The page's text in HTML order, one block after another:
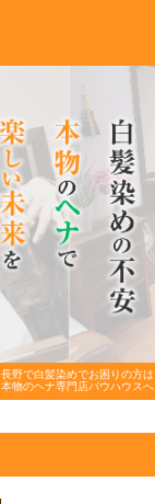
長野で白髪染めでお困りの方は
本物のヘナ専門店バウハウスへ